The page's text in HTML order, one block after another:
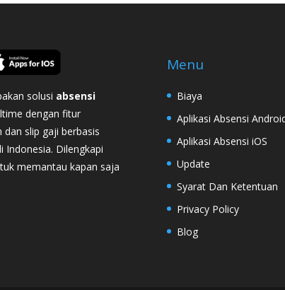
solusi absensi
dengan fitur
slip gaji berbasis
Indonesia. Dilengkapi
memantau kapan saja
Menu
Biaya
Aplikasi Absensi
Aplikasi Absensi iOS
Update
Syarat Dan Ketentuan
Privacy Policy
Blog